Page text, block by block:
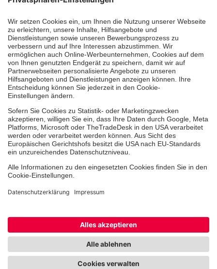
Aus- & Fortbildungen
Erste-Hilfe-Kurse
Jobs & Ehrenamt
Freiwilligendienst
Spendenprojekte
Johanniter-Jugend
Einrichtungen
Cookie-Einstellungen Datenschutz Barrierefreiheit
Impressum Kontakt Widerruf